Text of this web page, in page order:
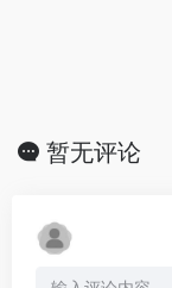
暂无评论